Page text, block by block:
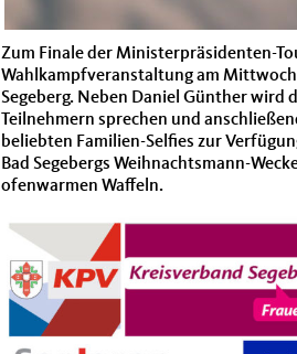
Zum Finale der Ministerpräsidenten-
Wahlkampfveranstaltung am
Segeberg. Neben Daniel Günther wird
Teilnehmern sprechen und
beliebten Familien-Selfies zur
Bad Segebergs Weihnachtsmann-
ofenwarmen Waffeln.